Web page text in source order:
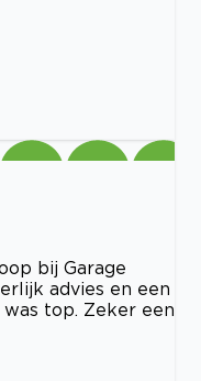
bij Garage
advies en een
top. Zeker een